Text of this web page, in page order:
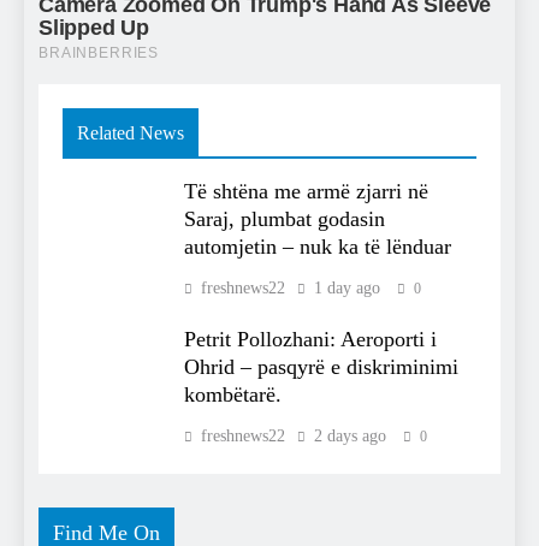
Related News
Të shtëna me armë zjarri në
Saraj, plumbat godasin
automjetin – nuk ka të lënduar
freshnews22 1 day ago 0
Petrit Pollozhani: Aeroporti i
Ohrid – pasqyrë e diskriminimi
kombëtarë.
freshnews22 2 days ago 0
Find Me On